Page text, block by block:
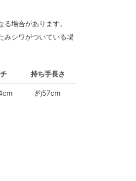
場合があります。
みシワがついている場
持ち手長さ
約57cm